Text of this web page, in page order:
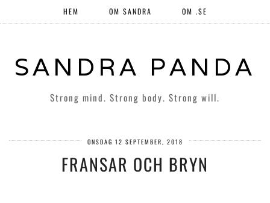
SANDRA PANDA
Strong mind. Strong body. Strong will.
HEM OM SANDRA OM .SE
ONSDAG 12 SEPTEMBER, 2018
FRANSAR OCH BRYN